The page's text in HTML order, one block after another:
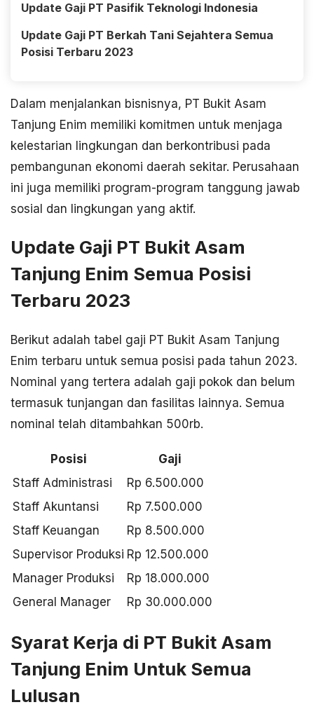
Update Gaji PT Pasifik Teknologi Indonesia
Update Gaji PT Berkah Tani Sejahtera Semua
Posisi Terbaru 2023
Dalam menjalankan bisnisnya, PT Bukit Asam
Tanjung Enim memiliki komitmen untuk menjaga
kelestarian lingkungan dan berkontribusi pada
pembangunan ekonomi daerah sekitar. Perusahaan
ini juga memiliki program-program tanggung jawab
sosial dan lingkungan yang aktif.
Update Gaji PT Bukit Asam
Tanjung Enim Semua Posisi
Terbaru 2023
Berikut adalah tabel gaji PT Bukit Asam Tanjung
Enim terbaru untuk semua posisi pada tahun 2023.
Nominal yang tertera adalah gaji pokok dan belum
termasuk tunjangan dan fasilitas lainnya. Semua
nominal telah ditambahkan 500rb.
Posisi
Gaji
Staff Administrasi
Rp 6.500.000
Staff Akuntansi
Rp 7.500.000
Staff Keuangan
Rp 8.500.000
Supervisor Produksi Rp 12.500.000
Manager Produksi
Rp 18.000.000
General Manager
Rp 30.000.000
Syarat Kerja di PT Bukit Asam
Tanjung Enim Untuk Semua
Lulusan